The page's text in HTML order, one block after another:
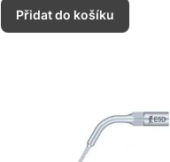
Přidat do košíku